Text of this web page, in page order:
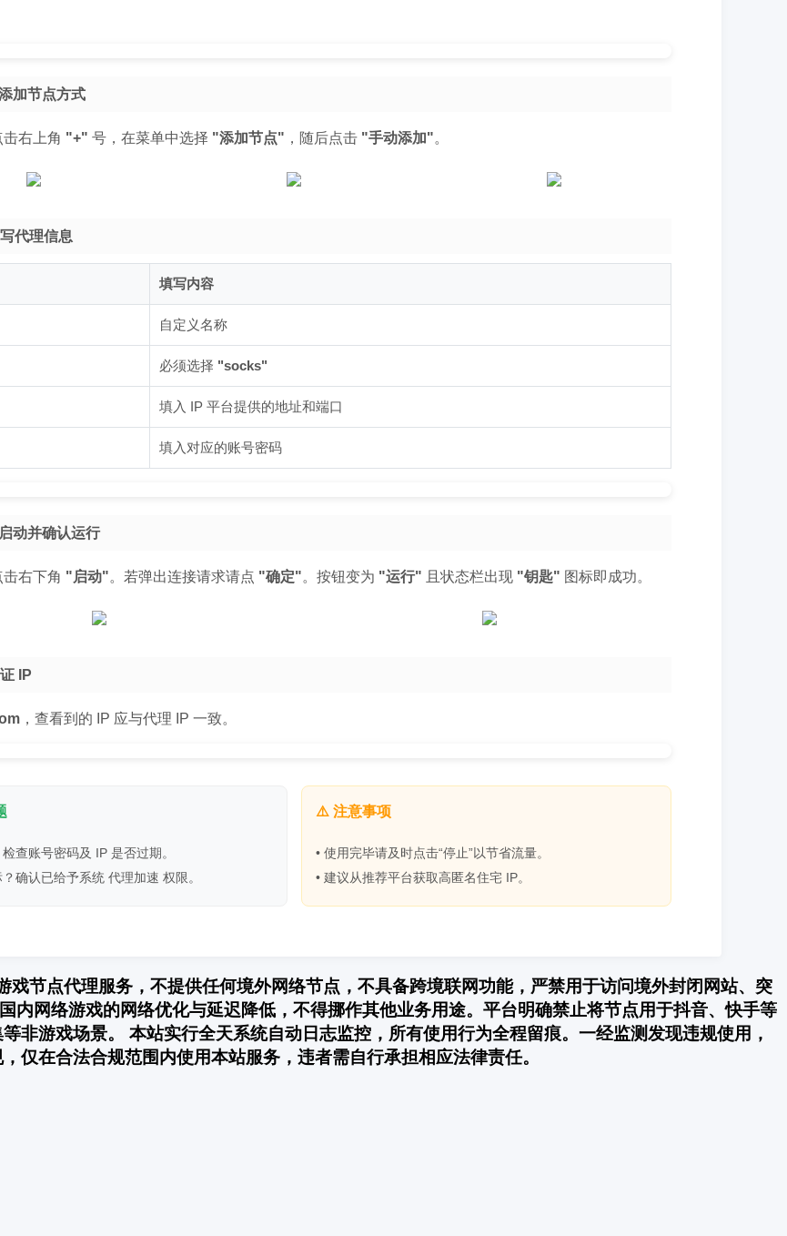
加节点方式
右上角 "+" 号，在菜单中选择 "添加节点" ，随后点击 "手动添加"。
代理信息
填写内容
自定义名称
必须选择 "socks"
填入 IP 平台提供的地址和端口
填入对应的账号密码
动并确认运行
右下角 "启动"。若弹出连接请求请点 "确定"。按钮变为 "运行" 且状态栏出现 "钥匙" 图标即成功。
IP
，查看到的 IP 应与代理 IP 一致。
查账号密码及 IP 是否过期。
确认已给予系统 代理加速 权限。
⚠️ 注意事项
• 使用完毕请及时点击“停止”以节省流量。
• 建议从推荐平台获取高匿名住宅 IP。
节点代理服务，不提供任何境外网络节点，不具备跨境联网功能，严禁用于访问境外封闭网站、突
内网络游戏的网络优化与延迟降低，不得挪作其他业务用途。平台明确禁止将节点用于抖音、快手等
非游戏场景。 本站实行全天系统自动日志监控，所有使用行为全程留痕。一经监测发现违规使用，
仅在合法合规范围内使用本站服务，违者需自行承担相应法律责任。